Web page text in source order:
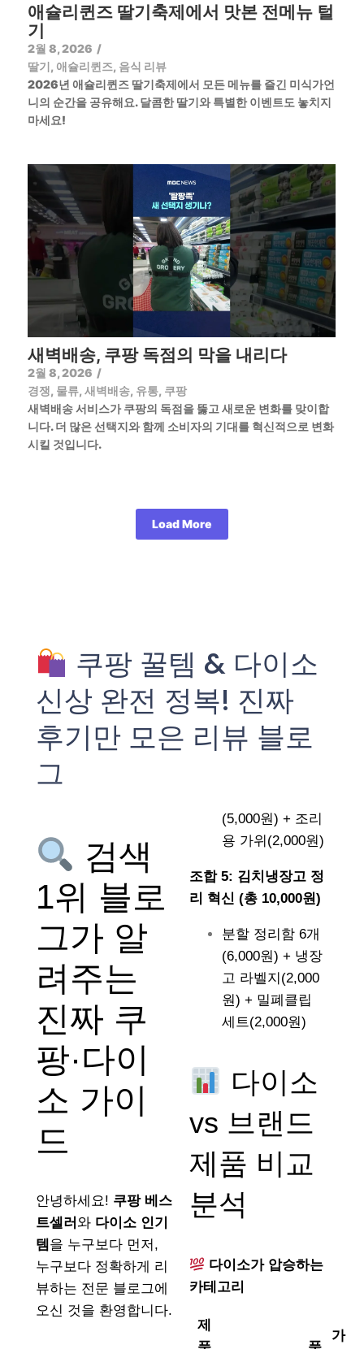
애슐리퀸즈 딸기축제에서 맛본 전메뉴 털
기
2월 8, 2026 /
딸기, 애슐리퀸즈, 음식 리뷰
2026년 애슐리퀸즈 딸기축제에서 모든 메뉴를 즐긴 미식가언
니의 순간을 공유해요. 달콤한 딸기와 특별한 이벤트도 놓치지
마세요!
새벽배송, 쿠팡 독점의 막을 내리다
2월 8, 2026 /
경쟁, 물류, 새벽배송, 유통, 쿠팡
새벽배송 서비스가 쿠팡의 독점을 뚫고 새로운 변화를 맞이합
니다. 더 많은 선택지와 함께 소비자의 기대를 혁신적으로 변화
시킬 것입니다.
Load More
쿠팡 꿀템 & 다이소
신상 완전 정복! 진짜
후기만 모은 리뷰 블로
그
검색
1위 블로
그가 알
려주는
진짜 쿠
팡·다이
소 가이
드
안녕하세요! 쿠팡 베스
트셀러 와 다이소 인기
템 을 누구보다 먼저,
누구보다 정확하게 리
뷰하는 전문 블로그에
오신 것을 환영합니다.
(5,000원) + 조리
용 가위(2,000원)
조합 5: 김치냉장고 정
리 혁신 (총 10,000원)
분할 정리함 6개
(6,000원) + 냉장
고 라벨지(2,000
원) + 밀폐클립
세트(2,000원)
다이소
vs 브랜드
제품 비교
분석
다이소가 압승하는
카테고리
제
가